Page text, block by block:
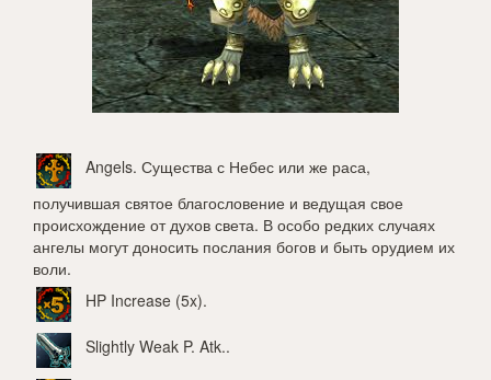
Angels. Существа с Небес или же раса,
получившая святое благословение и ведущая свое
происхождение от духов света. В особо редких случаях
ангелы могут доносить послания богов и быть орудием их
воли.
HP Increase (5x).
Slightly Weak P. Atk..